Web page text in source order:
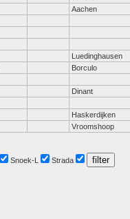
Aachen
Luedinghausen
Borculo
Dinant
Haskerdijken
Vroomshoop
Snoek-L Strada